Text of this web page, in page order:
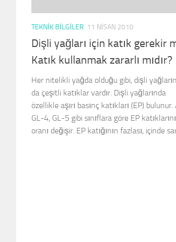
TEKNIK BILGILER 11 NISAN 2010
Dişli yağları için katık gerekir
Katık kullanmak zararlı mıdır?
Her nitelikli yağda olduğu gibi, dişli
da çeşitli katıklar vardır. Dişli yağlarında
özellikle aşırı basınç katıkları (EP) bulunur.
GL-4, GL-5 gibi sınıflara göre EP
oranı değişir. EP katığının fazlası, içinde